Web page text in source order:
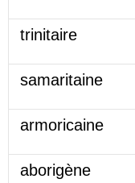
trinitaire
samaritaine
armoricaine
aborigène